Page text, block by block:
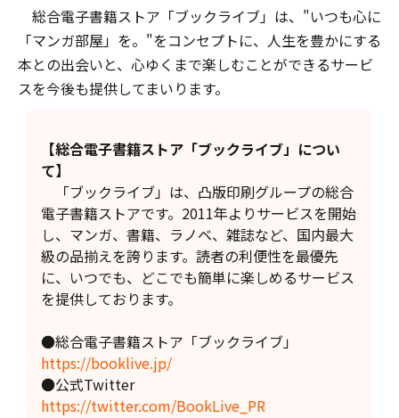
総合電子書籍ストア「ブックライブ」は、"いつも心に
「マンガ部屋」を。"をコンセプトに、人生を豊かにする
本との出会いと、心ゆくまで楽しむことができるサービ
スを今後も提供してまいります。
【総合電子書籍ストア「ブックライブ」につい
て】
「ブックライブ」は、凸版印刷グループの総合
電子書籍ストアです。2011年よりサービスを開始
し、マンガ、書籍、ラノベ、雑誌など、国内最大
級の品揃えを誇ります。読者の利便性を最優先
に、いつでも、どこでも簡単に楽しめるサービス
を提供しております。
●総合電子書籍ストア「ブックライブ」
https://booklive.jp/
●公式Twitter
https://twitter.com/BookLive_PR